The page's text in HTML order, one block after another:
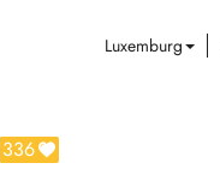
Luxemburg
336